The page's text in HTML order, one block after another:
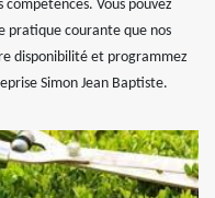
Vous pouvez
pratique courante que nos
disponibilité et programmez
Simon Jean Baptiste.